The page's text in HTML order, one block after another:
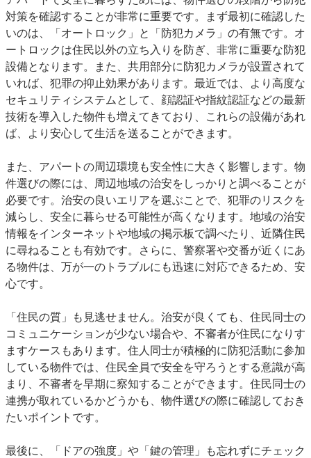
対策を確認することが非常に重要です。まず最初に確認した
いのは、「オートロック」と「防犯カメラ」の有無です。オ
ートロックは住民以外の立ち入りを防ぎ、非常に重要な防犯
設備となります。また、共用部分に防犯カメラが設置されて
いれば、犯罪の抑止効果があります。最近では、より高度な
セキュリティシステムとして、顔認証や指紋認証などの最新
技術を導入した物件も増えてきており、これらの設備があれ
ば、より安心して生活を送ることができます。
また、アパートの周辺環境も安全性に大きく影響します。物
件選びの際には、周辺地域の治安をしっかりと調べることが
必要です。治安の良いエリアを選ぶことで、犯罪のリスクを
減らし、安全に暮らせる可能性が高くなります。地域の治安
情報をインターネットや地域の掲示板で調べたり、近隣住民
に尋ねることも有効です。さらに、警察署や交番が近くにあ
る物件は、万が一のトラブルにも迅速に対応できるため、安
心です。
「住民の質」も見逃せません。治安が良くても、住民同士の
コミュニケーションが少ない場合や、不審者が住民になりす
ますケースもあります。住人同士が積極的に防犯活動に参加
している物件では、住民全員で安全を守ろうとする意識が高
まり、不審者を早期に察知することができます。住民同士の
連携が取れているかどうかも、物件選びの際に確認しておき
たいポイントです。
最後に、「ドアの強度」や「鍵の管理」も忘れずにチェック